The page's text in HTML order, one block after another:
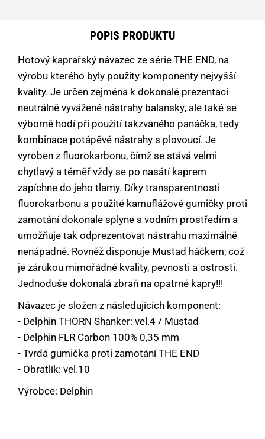
POPIS PRODUKTU
Hotový kaprařský návazec ze série THE END, na
výrobu kterého byly použity komponenty nejvyšší
kvality. Je určen zejména k dokonalé prezentaci
neutrálně vyvážené nástrahy balansky, ale také se
výborně hodí při použití takzvaného panáčka, tedy
kombinace potápěvé nástrahy s plovoucí. Je
vyroben z fluorokarbonu, čímž se stává velmi
chytlavý a téměř vždy se po nasátí kaprem
zapíchne do jeho tlamy. Díky transparentnosti
fluorokarbonu a použité kamuflážové gumičky proti
zamotání dokonale splyne s vodním prostředím a
umožňuje tak odprezentovat nástrahu maximálně
nenápadně. Rovněž disponuje Mustad háčkem, což
je zárukou mimořádné kvality, pevnosti a ostrosti.
Jednoduše dokonalá zbraň na opatrné kapry!!!
Návazec je složen z následujících komponent:
- Delphin THORN Shanker: vel.4 / Mustad
- Delphin FLR Carbon 100% 0,35 mm
- Tvrdá gumička proti zamotání THE END
- Obratlík: vel.10
Výrobce: Delphin